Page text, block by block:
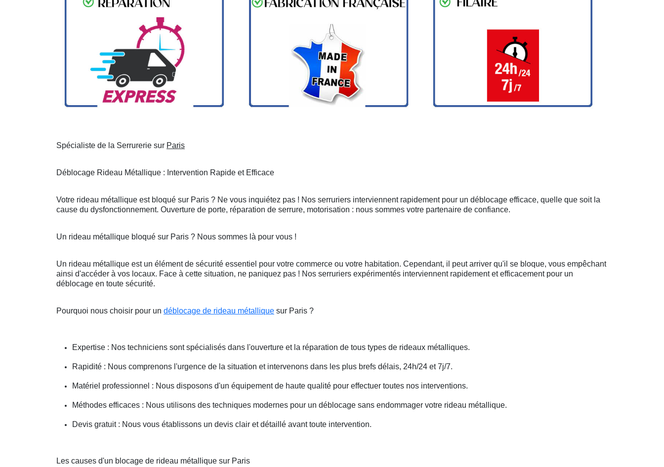
Spécialiste de la Serrurerie sur Paris
Déblocage Rideau Métallique : Intervention Rapide et Efficace
Votre rideau métallique est bloqué sur Paris ? Ne vous inquiétez pas ! Nos serruriers interviennent rapidement pour un déblocage efficace, quelle que soit la
cause du dysfonctionnement. Ouverture de porte, réparation de serrure, motorisation : nous sommes votre partenaire de confiance.
Un rideau métallique bloqué sur Paris ? Nous sommes là pour vous !
Un rideau métallique est un élément de sécurité essentiel pour votre commerce ou votre habitation. Cependant, il peut arriver qu'il se bloque, vous empêchant
ainsi d'accéder à vos locaux. Face à cette situation, ne paniquez pas ! Nos serruriers expérimentés interviennent rapidement et efficacement pour un
déblocage en toute sécurité.
Pourquoi nous choisir pour un déblocage de rideau métallique sur Paris ?
Expertise : Nos techniciens sont spécialisés dans l'ouverture et la réparation de tous types de rideaux métalliques.
Rapidité : Nous comprenons l'urgence de la situation et intervenons dans les plus brefs délais, 24h/24 et 7j/7.
Matériel professionnel : Nous disposons d'un équipement de haute qualité pour effectuer toutes nos interventions.
Méthodes efficaces : Nous utilisons des techniques modernes pour un déblocage sans endommager votre rideau métallique.
Devis gratuit : Nous vous établissons un devis clair et détaillé avant toute intervention.
Les causes d'un blocage de rideau métallique sur Paris